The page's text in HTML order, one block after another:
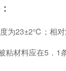
为23±2℃；相对
粘材料应在5．1